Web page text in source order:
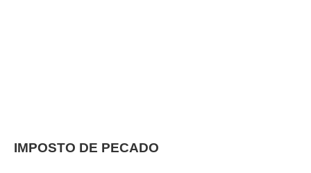
IMPOSTO DE PECADO